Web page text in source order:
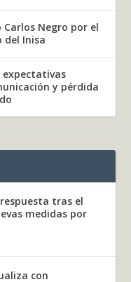
Negro por el
del Inisa
expectativas
y pérdida
tras el
medidas por
con